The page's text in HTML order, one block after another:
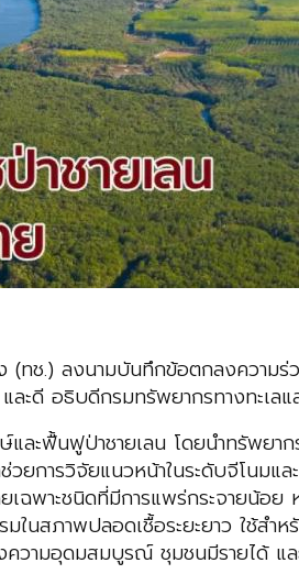
(ทช.) ลงนามบันทึกข้อตกลงความ
ะดี อธิบดีกรมทรัพยากรทางทะเล
ะฟื้นฟูป่าชายเลน โดยนำทรัพยาก
ยการวิจัยแนวหน้าในระดับจีโนม
เฉพาะชนิดที่มีการแพร่กระจายน้
นสภาพปลอดเชื้อระยะยาว ใช้สำ
ความอุดมสมบูรณ์ ชุมชนมีรายได้ แ